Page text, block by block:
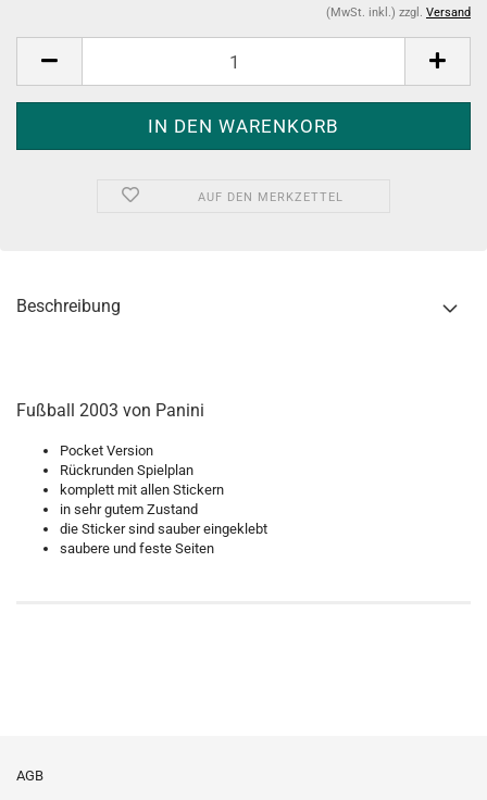
(MwSt. inkl.) zzgl. Versand
AUF DEN MERKZETTEL
Beschreibung
Fußball 2003 von Panini
Pocket Version
Rückrunden Spielplan
komplett mit allen Stickern
in sehr gutem Zustand
die Sticker sind sauber eingeklebt
saubere und feste Seiten
AGB